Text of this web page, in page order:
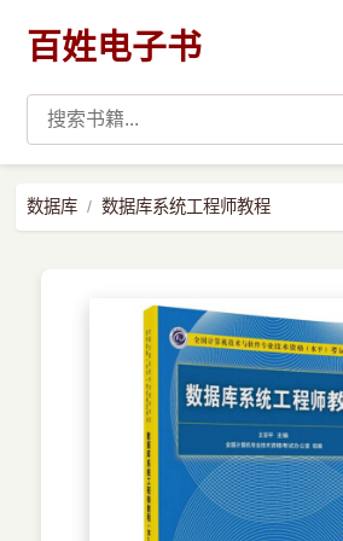
百姓电子书
数据库 数据库系统工程师教程